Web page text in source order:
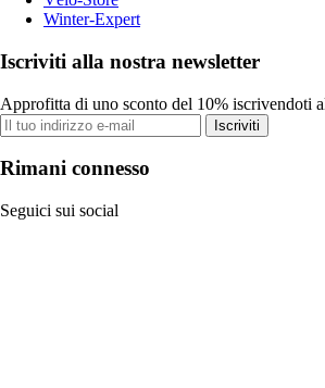
Winter-Expert
Iscriviti alla nostra newsletter
Approfitta di uno sconto del 10% iscrivendoti
Iscriviti
Rimani connesso
Seguici sui social